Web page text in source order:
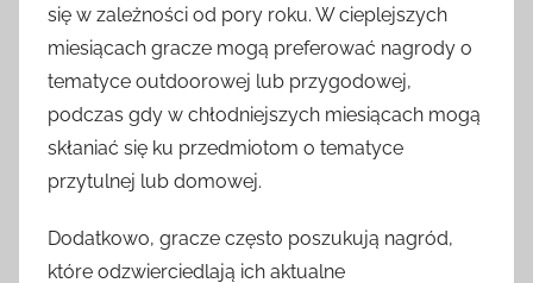
się w zależności od pory roku. W cieplejszych
miesiącach gracze mogą preferować nagrody o
tematyce outdoorowej lub przygodowej,
podczas gdy w chłodniejszych miesiącach mogą
skłaniać się ku przedmiotom o tematyce
przytulnej lub domowej.
Dodatkowo, gracze często poszukują nagród,
które odzwierciedlają ich aktualne